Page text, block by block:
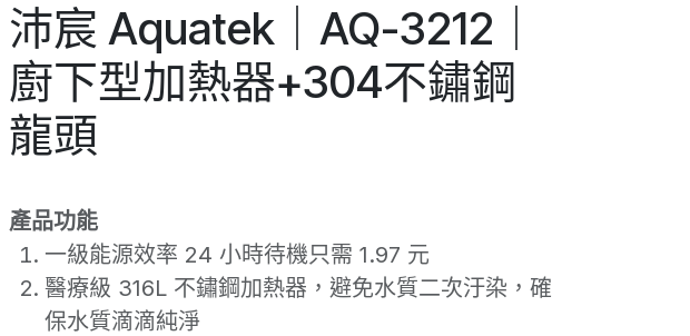
沛宸 Aquatek｜AQ-3212｜
廚下型加熱器+304不鏽鋼
龍頭
產品功能
一級能源效率 24 小時待機只需 1.97 元
醫療級 316L 不鏽鋼加熱器，避免水質二次汙染，確
保水質滴滴純淨